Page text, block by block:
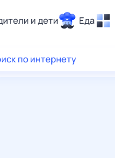
и дети Еда
Здоровье
по интернету